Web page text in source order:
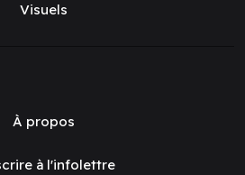
Visuels
À propos
à l'infolettre